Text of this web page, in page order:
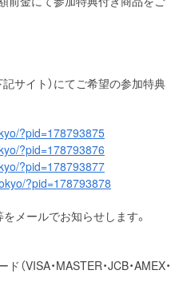
サイト）にてご希望の参加特典
?pid=178793875
?pid=178793876
?pid=178793877
?pid=178793878
メールでお知らせします。
（VISA・MASTER・JCB・AMEX・